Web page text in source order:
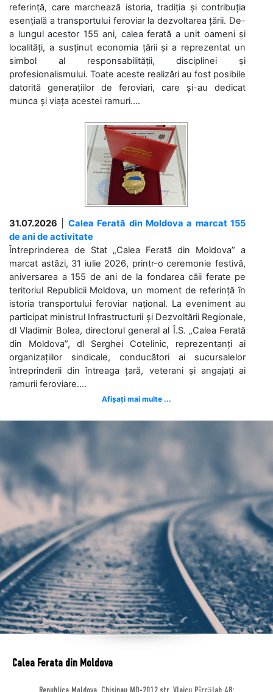
referință, care marchează istoria, tradiția și contribuția
esențială a transportului feroviar la dezvoltarea țării. De-
a lungul acestor 155 ani, calea ferată a unit oameni și
localități, a susținut economia țării și a reprezentat un
simbol al responsabilității, disciplinei și
profesionalismului. Toate aceste realizări au fost posibile
datorită generațiilor de feroviari, care și-au dedicat
munca și viața acestei ramuri....
31.07.2026
Calea Ferată din Moldova a marcat 155
de ani de activitate
Întreprinderea de Stat „Calea Ferată din Moldova” a
marcat astăzi, 31 iulie 2026, printr-o ceremonie festivă,
aniversarea a 155 de ani de la fondarea căii ferate pe
teritoriul Republicii Moldova, un moment de referință în
istoria transportului feroviar național. La eveniment au
participat ministrul Infrastructurii și Dezvoltării Regionale,
dl Vladimir Bolea, directorul general al Î.S. „Calea Ferată
din Moldova”, dl Serghei Cotelinic, reprezentanți ai
organizațiilor sindicale, conducători ai sucursalelor
întreprinderii din întreaga țară, veterani și angajați ai
ramurii feroviare....
Afișați mai multe ...
Calea Ferata din Moldova